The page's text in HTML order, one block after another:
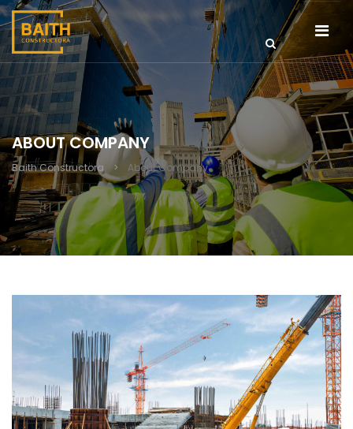
ABOUT COMPANY
Baith Constructora > About Company